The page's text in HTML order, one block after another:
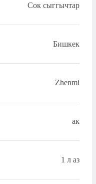
Сок сыггычтар
Бишкек
Zhenmi
ак
1 л аз